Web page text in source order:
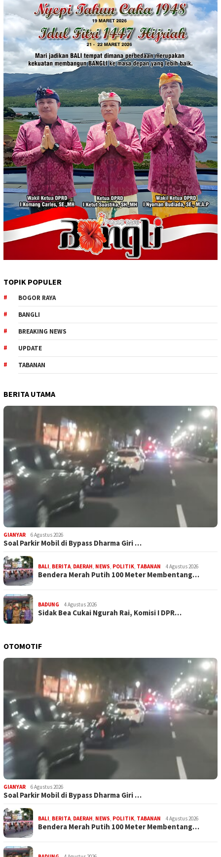
TOPIK POPULER
BOGOR RAYA
BANGLI
BREAKING NEWS
UPDATE
TABANAN
BERITA UTAMA
GIANYAR 6 Agustus 2026
Soal Parkir Mobil di Bypass Dharma Giri …
BALI BERITA DAERAH NEWS POLITIK TABANAN 4 Agustus 2026
Bendera Merah Putih 100 Meter Membentang…
BADUNG 4 Agustus 2026
Sidak Bea Cukai Ngurah Rai, Komisi I DPR…
OTOMOTIF
GIANYAR 6 Agustus 2026
Soal Parkir Mobil di Bypass Dharma Giri …
BALI BERITA DAERAH NEWS POLITIK TABANAN 4 Agustus 2026
Bendera Merah Putih 100 Meter Membentang…